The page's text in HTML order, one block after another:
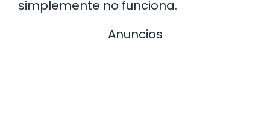
simplemente no funciona.
Anuncios